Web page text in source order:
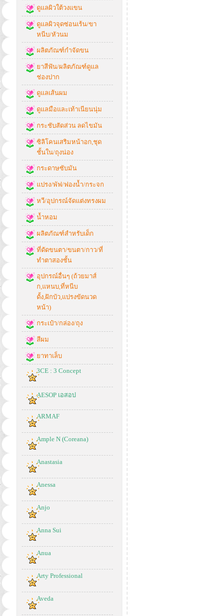
ดูแลผิวใต้วงแขน
ดูแลผิวจุดซ่อนเร้น/ขา
หนีบ/หัวนม
ผลิตภัณฑ์กำจัดขน
ยาสีฟัน/ผลิตภัณฑ์ดูแล
ช่องปาก
ดูแลเส้นผม
ดูแลมือและเท้าเนียนนุ่ม
กระชับสัดส่วน ลดไขมัน
ซิลิโคนเสริมหน้าอก,ชุด
ชั้นใน/ถุงน่อง
กระดาษซับมัน
แปรง/พัฟ/ฟองน้ำ/กระจก
หวี/อุปกรณ์จัดแต่งทรงผม
น้ำหอม
ผลิตภัณฑ์สำหรับเด็ก
ที่ดัดขนตา/ขนตา/กาว/ที่
ทำตาสองชั้น
อุปกรณ์อื่นๆ (ถ้วยมาส์
ก,แหนบ,ที่หนีบ
ดั้ง,ฝักบัว,แปรงขัดนวด
หน้า)
กระเป๋า/กล่อง/ถุง
สีผม
ยาทาเล็บ
3CE : 3 Concept
AESOP เอสอป
ARMAF
Ample N (Coreana)
Anastasia
Anessa
Anjo
Anna Sui
Anua
Arty Professional
Aveda